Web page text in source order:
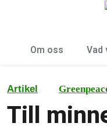
Om oss Vad
Artikel
Till